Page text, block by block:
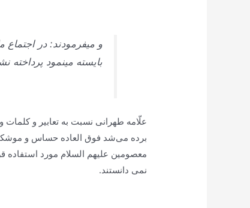
و می‏فرمودند: در
بايسته می‏نمود
علّامه طهرانى نسبت به تعابير و
برده می‌‏شد فوق العاده حساس و
معصومين علیهم السلام مورد استفاده
نمی دانستند.